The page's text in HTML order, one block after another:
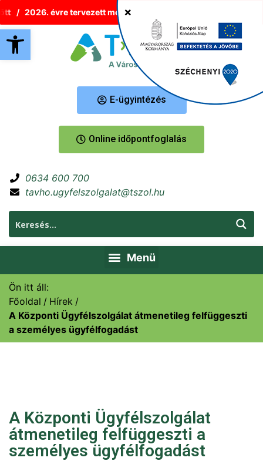
Eszköztár megnyitása
2026. évre tervezett melegvíz-korlátozások Tatabányán
E-ügyintézés
Online időpontfoglalás
0634 600 700
tavho.ugyfelszolgalat@tszol.hu
Ön itt áll:
Főoldal
Hírek
A Központi Ügyfélszolgálat átmenetileg felfüggeszti
a személyes ügyfélfogadást
A Központi Ügyfélszolgálat
átmenetileg felfüggeszti a
személyes ügyfélfogadást